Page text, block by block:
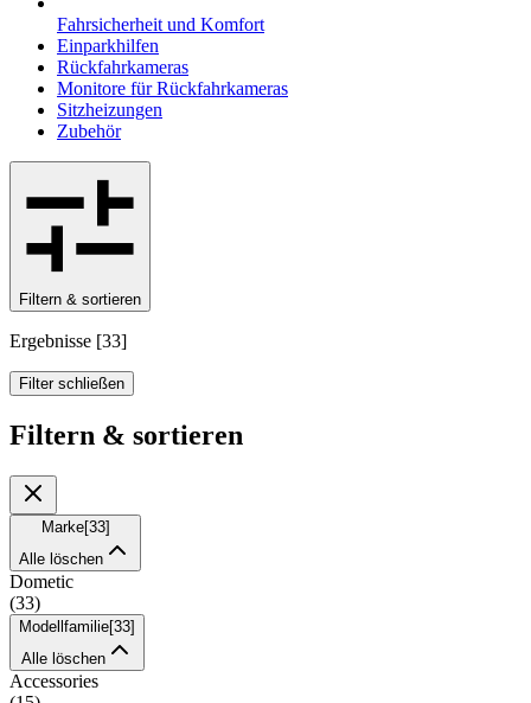
Fahrsicherheit und Komfort
Einparkhilfen
Rückfahrkameras
Monitore für Rückfahrkameras
Sitzheizungen
Zubehör
Filtern & sortieren
Ergebnisse [33]
Filter schließen
Filtern & sortieren
Marke[33]
Alle löschen
Dometic
(33)
Modellfamilie[33]
Alle löschen
Accessories